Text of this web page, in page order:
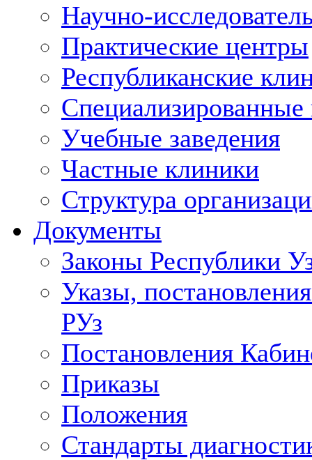
Научно-
Практические центры
Республиканские
Учебные заведения
Частные клиники
Структура
Документы
Законы Республики
Указы,
РУз
Постановления
Приказы
Положения
Стандарты